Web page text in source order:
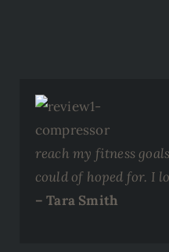
reach my fitness
could of hoped for. I
– Tara Smith